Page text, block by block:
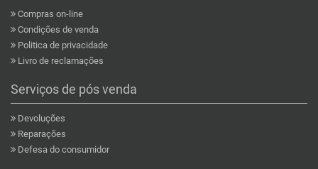
Compras on-line
Condições de venda
Politica de privacidade
Livro de reclamações
Serviços de pós venda
Devoluções
Reparações
Defesa do consumidor